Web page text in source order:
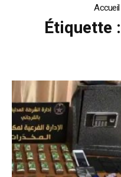
Accueil
Étiquette :